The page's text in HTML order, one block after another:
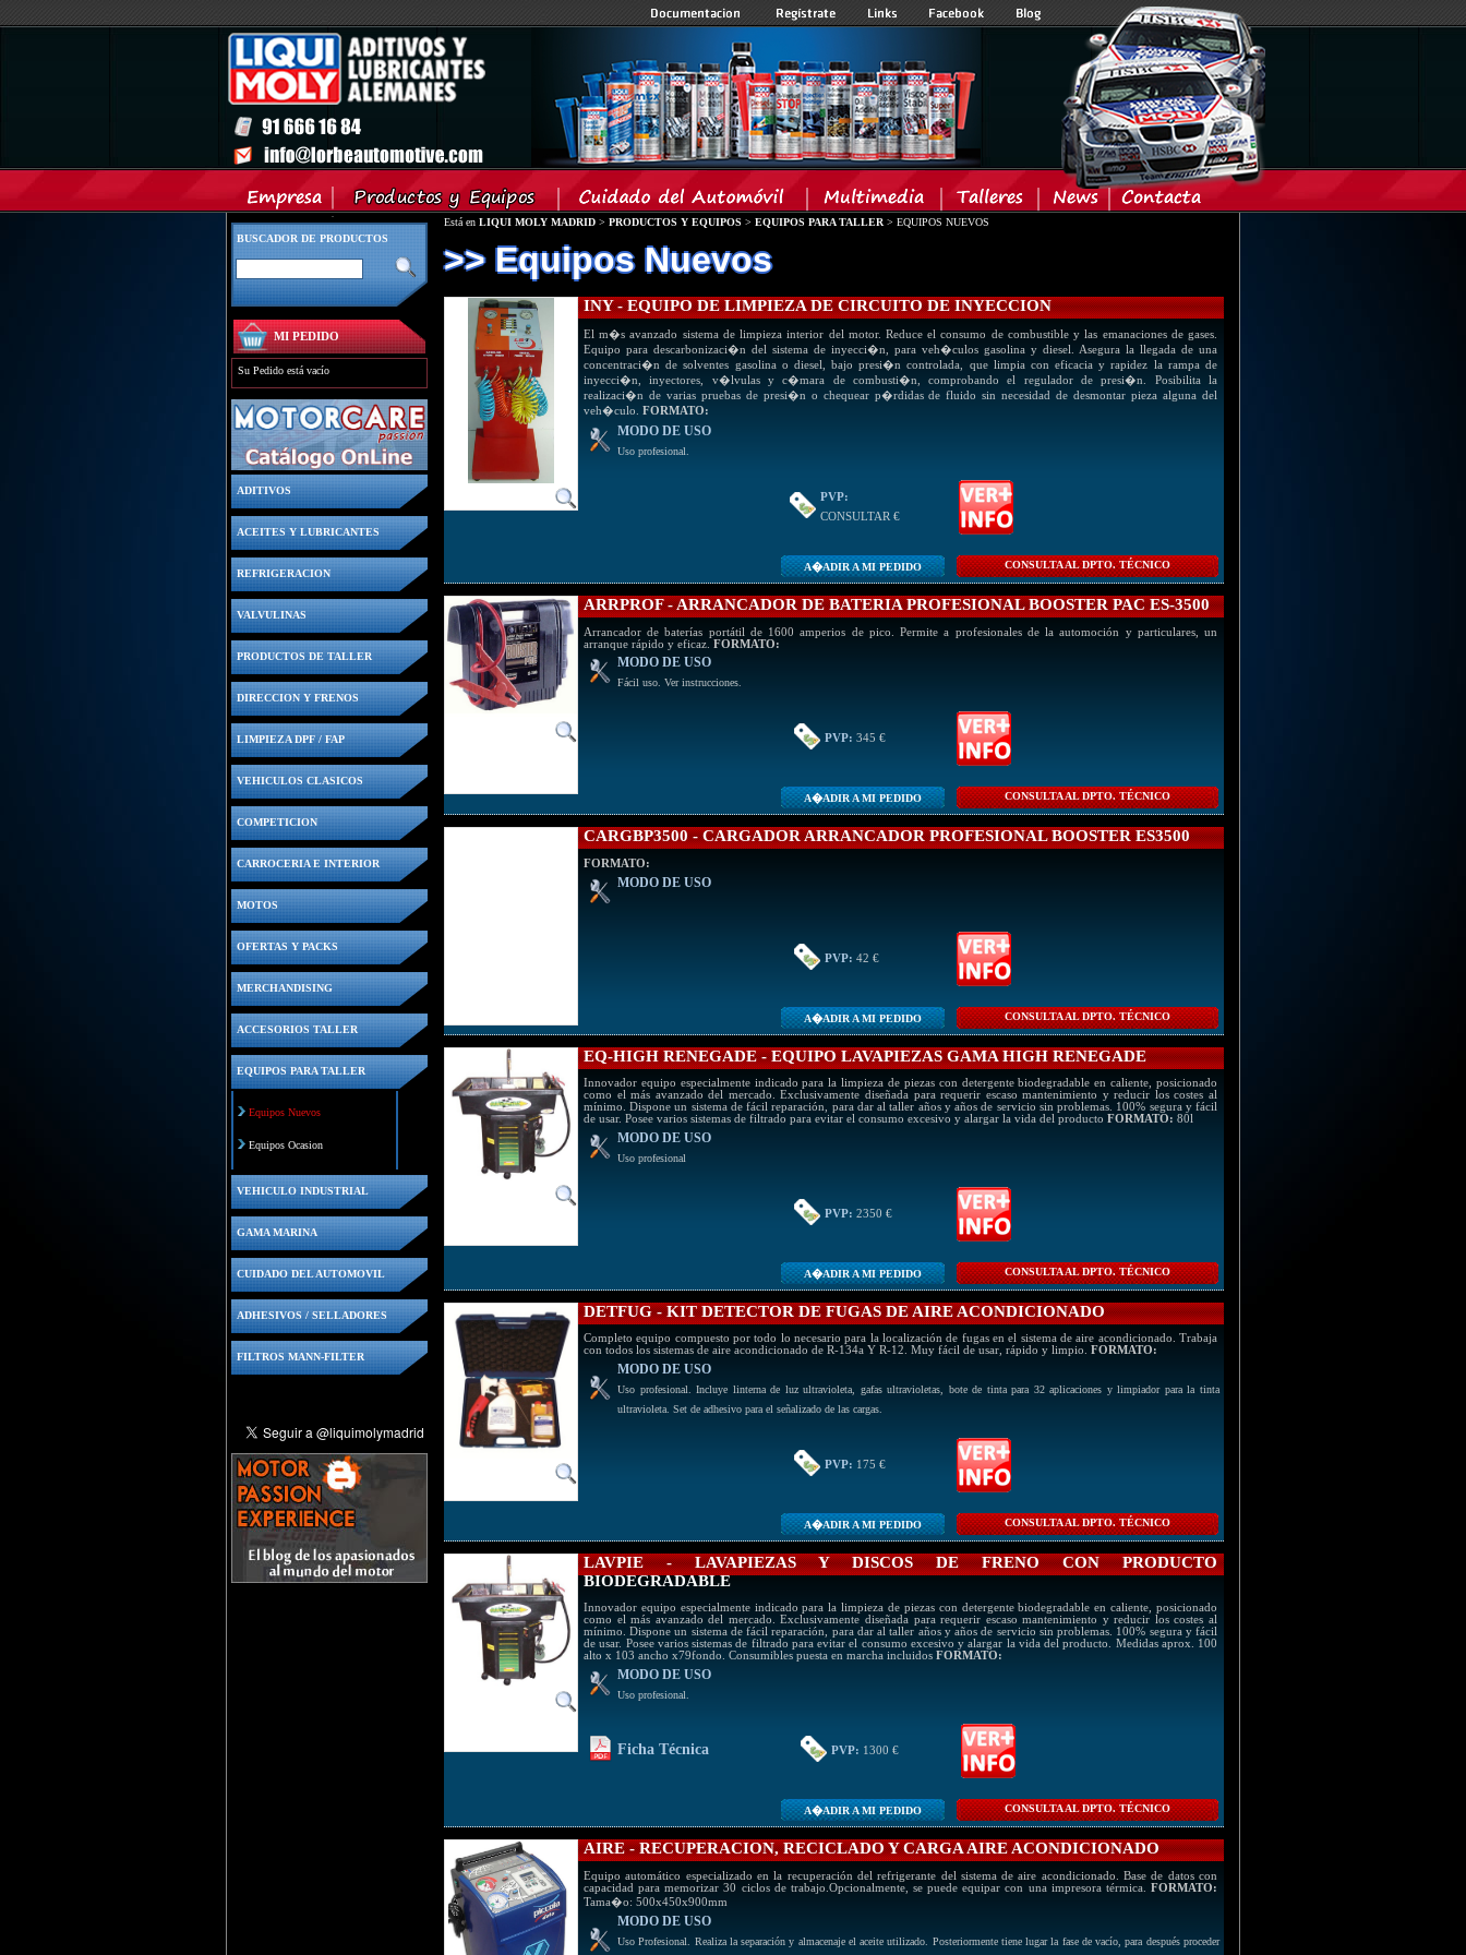
BUSCADOR DE PRODUCTOS
MI PEDIDO
Su Pedido está vacío
ADITIVOS
ACEITES Y LUBRICANTES
REFRIGERACION
VALVULINAS
PRODUCTOS DE TALLER
DIRECCION Y FRENOS
LIMPIEZA DPF / FAP
VEHICULOS CLASICOS
COMPETICION
CARROCERIA E INTERIOR
MOTOS
OFERTAS Y PACKS
MERCHANDISING
ACCESORIOS TALLER
EQUIPOS PARA TALLER
Equipos Nuevos
Equipos Ocasion
VEHICULO INDUSTRIAL
GAMA MARINA
CUIDADO DEL AUTOMOVIL
ADHESIVOS / SELLADORES
FILTROS MANN-FILTER
Está en LIQUI MOLY MADRID > PRODUCTOS Y EQUIPOS > EQUIPOS PARA TALLER > EQUIPOS NUEVOS
>> Equipos Nuevos
INY - EQUIPO DE LIMPIEZA DE CIRCUITO DE INYECCION
El m�s avanzado sistema de limpieza interior del motor. Reduce el consumo de combustible y las emanaciones de gases.
Equipo para descarbonizaci�n del sistema de inyecci�n, para veh�culos gasolina y diesel. Asegura la llegada de una
concentraci�n de solventes gasolina o diesel, bajo presi�n controlada, que limpia con eficacia y rapidez la rampa de
inyecci�n, inyectores, v�lvulas y c�mara de combusti�n, comprobando el regulador de presi�n. Posibilita la
realizaci�n de varias pruebas de presi�n o chequear p�rdidas de fluido sin necesidad de desmontar pieza alguna del
veh�culo. FORMATO:
MODO DE USO
Uso profesional.
PVP:
CONSULTAR €
CONSULTA AL DPTO. TÉCNICO
A�ADIR A MI PEDIDO
ARRPROF - ARRANCADOR DE BATERIA PROFESIONAL BOOSTER PAC ES-3500
Arrancador de baterías portátil de 1600 amperios de pico. Permite a profesionales de la automoción y particulares, un
arranque rápido y eficaz. FORMATO:
MODO DE USO
Fácil uso. Ver instrucciones.
PVP: 345 €
CONSULTA AL DPTO. TÉCNICO
A�ADIR A MI PEDIDO
CARGBP3500 - CARGADOR ARRANCADOR PROFESIONAL BOOSTER ES3500
FORMATO:
MODO DE USO
PVP: 42 €
CONSULTA AL DPTO. TÉCNICO
A�ADIR A MI PEDIDO
EQ-HIGH RENEGADE - EQUIPO LAVAPIEZAS GAMA HIGH RENEGADE
Innovador equipo especialmente indicado para la limpieza de piezas con detergente biodegradable en caliente, posicionado
como el más avanzado del mercado. Exclusivamente diseñada para requerir escaso mantenimiento y reducir los costes al
mínimo. Dispone un sistema de fácil reparación, para dar al taller años y años de servicio sin problemas. 100% segura y fácil
de usar. Posee varios sistemas de filtrado para evitar el consumo excesivo y alargar la vida del producto FORMATO: 80l
MODO DE USO
Uso profesional
PVP: 2350 €
CONSULTA AL DPTO. TÉCNICO
A�ADIR A MI PEDIDO
DETFUG - KIT DETECTOR DE FUGAS DE AIRE ACONDICIONADO
Completo equipo compuesto por todo lo necesario para la localización de fugas en el sistema de aire acondicionado. Trabaja
con todos los sistemas de aire acondicionado de R-134a Y R-12. Muy fácil de usar, rápido y limpio. FORMATO:
MODO DE USO
Uso profesional. Incluye linterna de luz ultravioleta, gafas ultravioletas, bote de tinta para 32 aplicaciones y limpiador para la tinta
ultravioleta. Set de adhesivo para el señalizado de las cargas.
PVP: 175 €
CONSULTA AL DPTO. TÉCNICO
A�ADIR A MI PEDIDO
LAVPIE - LAVAPIEZAS Y DISCOS DE FRENO CON PRODUCTO
BIODEGRADABLE
Innovador equipo especialmente indicado para la limpieza de piezas con detergente biodegradable en caliente, posicionado
como el más avanzado del mercado. Exclusivamente diseñada para requerir escaso mantenimiento y reducir los costes al
mínimo. Dispone un sistema de fácil reparación, para dar al taller años y años de servicio sin problemas. 100% segura y fácil
de usar. Posee varios sistemas de filtrado para evitar el consumo excesivo y alargar la vida del producto. Medidas aprox. 100
alto x 103 ancho x79fondo. Consumibles puesta en marcha incluidos FORMATO:
MODO DE USO
Uso profesional.
Ficha Técnica PVP: 1300 €
CONSULTA AL DPTO. TÉCNICO
A�ADIR A MI PEDIDO
AIRE - RECUPERACION, RECICLADO Y CARGA AIRE ACONDICIONADO
Equipo automático especializado en la recuperación del refrigerante del sistema de aire acondicionado. Base de datos con
capacidad para memorizar 30 ciclos de trabajo.Opcionalmente, se puede equipar con una impresora térmica. FORMATO:
Tama�o: 500x450x900mm
MODO DE USO
Uso Profesional. Realiza la separación y almacenaje el aceite utilizado. Posteriormente tiene lugar la fase de vacío, para después proceder